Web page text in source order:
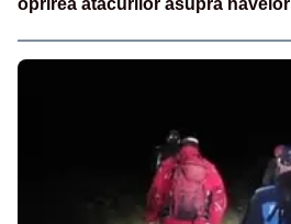
oprirea atacurilor asupra navelor